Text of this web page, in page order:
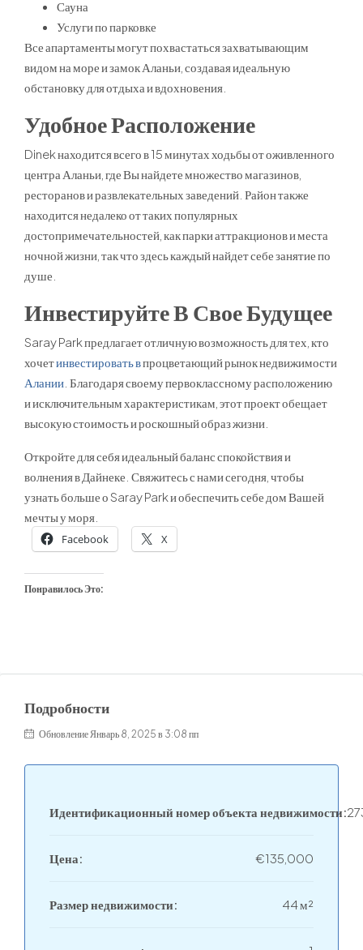
Сауна
Услуги по парковке
Все апартаменты могут похвастаться захватывающим
видом на море и замок Аланьи, создавая идеальную
обстановку для отдыха и вдохновения.
Удобное Расположение
Dinek находится всего в 15 минутах ходьбы от оживленного
центра Аланьи, где Вы найдете множество магазинов,
ресторанов и развлекательных заведений. Район также
находится недалеко от таких популярных
достопримечательностей, как парки аттракционов и места
ночной жизни, так что здесь каждый найдет себе занятие по
душе.
Инвестируйте В Свое Будущее
Saray Park предлагает отличную возможность для тех, кто
хочетинвестировать впроцветающий рынок недвижимости
Алании . Благодаря своему первоклассному расположению
и исключительным характеристикам, этот проект обещает
высокую стоимость и роскошный образ жизни.
Откройте для себя идеальный баланс спокойствия и
волнения в Дайнеке. Свяжитесь с нами сегодня, чтобы
узнать больше о Saray Park и обеспечить себе дом Вашей
мечты у моря.
Facebook X
Понравилось Это:
Подробности
Обновление Январь 8, 2025 в 3:08 пп
Идентификационный номер объекта недвижимости:
Цена: €135,000
Размер недвижимости: 44 м²